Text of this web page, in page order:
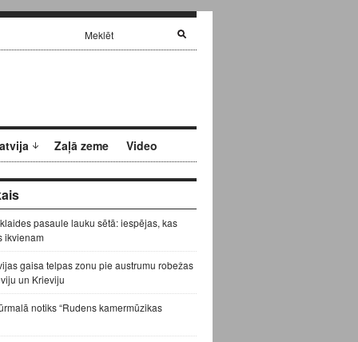
Zaļā zeme Video
pasaule lauku sētā: iespējas, kas
ikvienam
gaisa telpas zonu pie austrumu robežas
un Krieviju
notiks “Rudens kamermūzikas